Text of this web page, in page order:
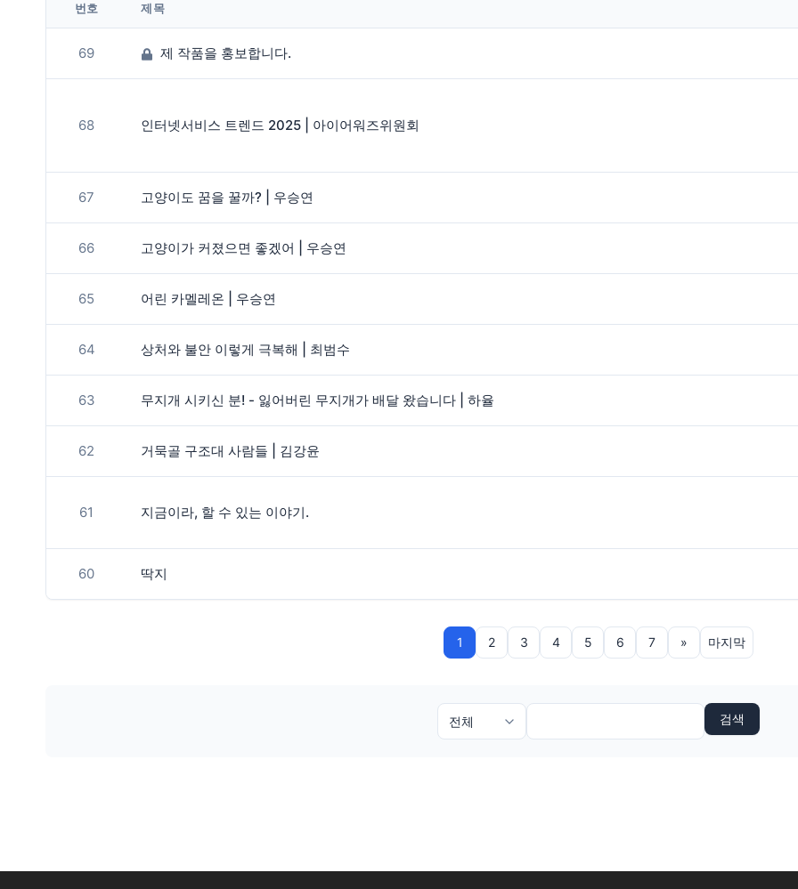
번호 제목
69 제 작품을 홍보합니다.
68 인터넷서비스 트렌드 2025 | 아이어워즈위원회
67 고양이도 꿈을 꿀까? | 우승연
66 고양이가 커졌으면 좋겠어 | 우승연
65 어린 카멜레온 | 우승연
64 상처와 불안 이렇게 극복해 | 최범수
63 무지개 시키신 분! - 잃어버린 무지개가 배달 왔습니다 | 하율
62 거묵골 구조대 사람들 | 김강윤
61 지금이라, 할 수 있는 이야기.
60 딱지
1 2 3 4 5 6 7 » 마지막
검색